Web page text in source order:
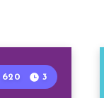
620 3